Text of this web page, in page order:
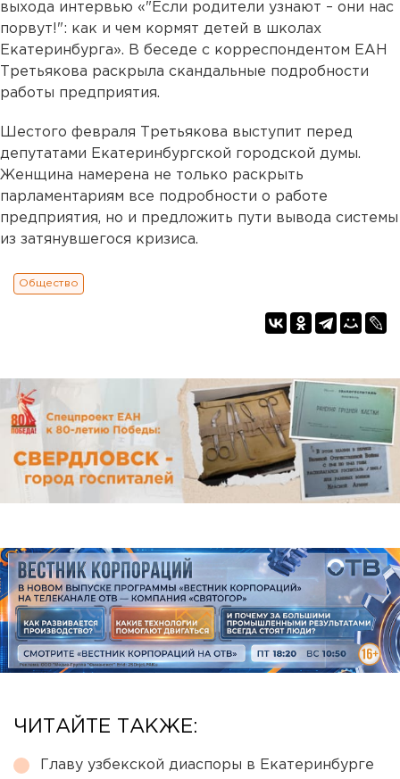
выхода интервью «"Если родители узнают – они нас
порвут!": как и чем кормят детей в школах
Екатеринбурга». В беседе с корреспондентом ЕАН
Третьякова раскрыла скандальные подробности
работы предприятия.
Шестого февраля Третьякова выступит перед
депутатами Екатеринбургской городской думы.
Женщина намерена не только раскрыть
парламентариям все подробности о работе
предприятия, но и предложить пути вывода системы
из затянувшегося кризиса.
Общество
ЧИТАЙТЕ ТАКЖЕ:
Главу узбекской диаспоры в Екатеринбурге